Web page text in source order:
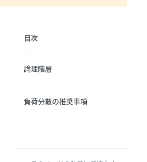
目次
論理階層
負荷分散の推奨事項